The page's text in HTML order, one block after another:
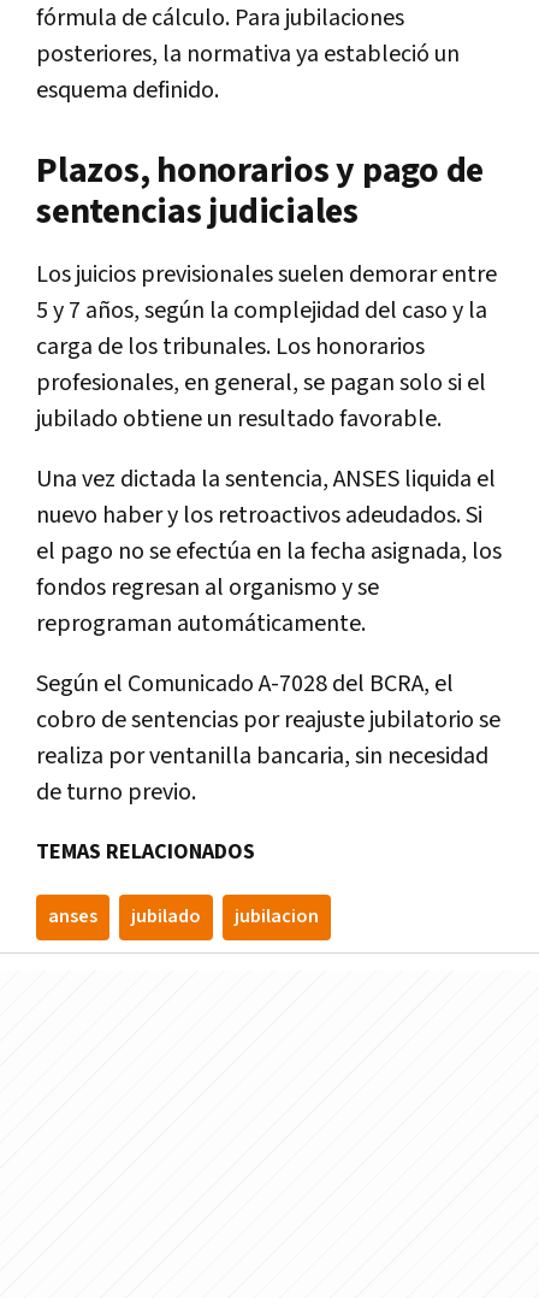
fórmula de cálculo. Para jubilaciones
posteriores, la normativa ya estableció un
esquema definido.
Plazos, honorarios y pago de
sentencias judiciales
Los juicios previsionales suelen demorar entre
5 y 7 años, según la complejidad del caso y la
carga de los tribunales. Los honorarios
profesionales, en general, se pagan solo si el
jubilado obtiene un resultado favorable.
Una vez dictada la sentencia, ANSES liquida el
nuevo haber y los retroactivos adeudados. Si
el pago no se efectúa en la fecha asignada, los
fondos regresan al organismo y se
reprograman automáticamente.
Según el Comunicado A-7028 del BCRA, el
cobro de sentencias por reajuste jubilatorio se
realiza por ventanilla bancaria, sin necesidad
de turno previo.
TEMAS RELACIONADOS
anses jubilado jubilacion